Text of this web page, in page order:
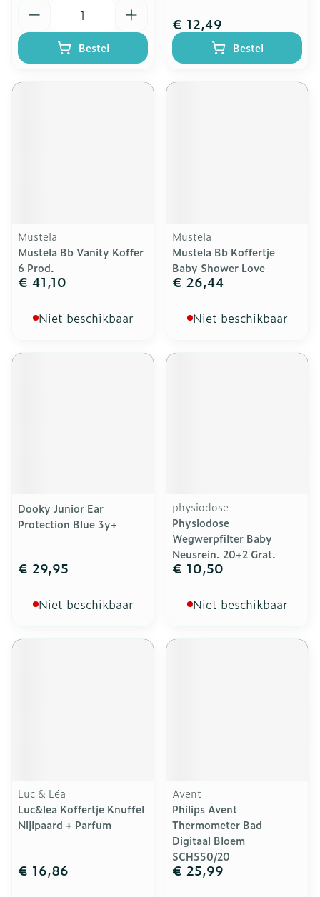
Bestel
€ 12,49
Bestel
Mustela
Mustela Bb Vanity Koffer
6 Prod.
€ 41,10
Niet beschikbaar
Mustela
Mustela Bb Koffertje
Baby Shower Love
€ 26,44
Niet beschikbaar
Dooky Junior Ear
Protection Blue 3y+
€ 29,95
Niet beschikbaar
physiodose
Physiodose
Wegwerpfilter Baby
Neusrein. 20+2 Grat.
€ 10,50
Niet beschikbaar
Luc & Léa
Luc&lea Koffertje Knuffel
Nijlpaard + Parfum
€ 16,86
Avent
Philips Avent
Thermometer Bad
Digitaal Bloem
SCH550/20
€ 25,99